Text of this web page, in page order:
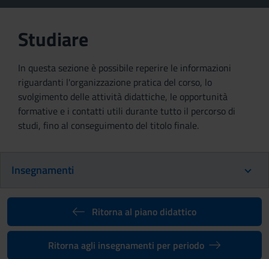
Studiare
In questa sezione è possibile reperire le informazioni
riguardanti l'organizzazione pratica del corso, lo
svolgimento delle attività didattiche, le opportunità
formative e i contatti utili durante tutto il percorso di
studi, fino al conseguimento del titolo finale.
Insegnamenti
Ritorna al piano didattico
Ritorna agli insegnamenti per periodo